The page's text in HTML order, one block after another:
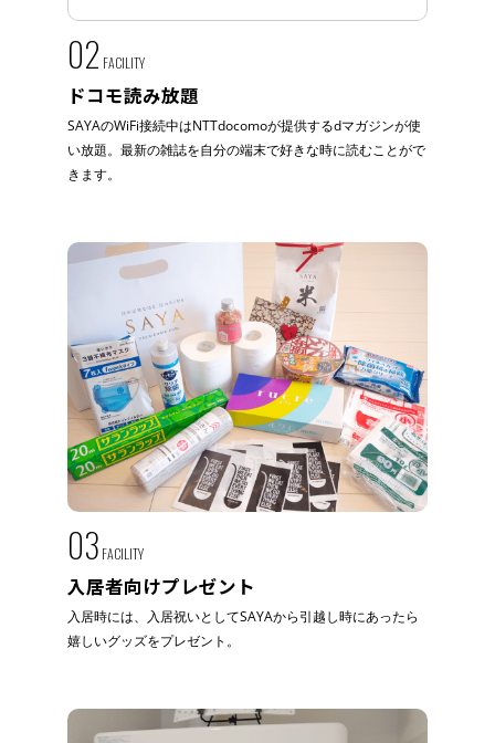
02 FACILITY
ドコモ読み放題
SAYAのWiFi接続中はNTTdocomoが提供するdマガジンが使
い放題。最新の雑誌を自分の端末で好きな時に読むことがで
きます。
03 FACILITY
入居者向けプレゼント
入居時には、入居祝いとしてSAYAから引越し時にあったら
嬉しいグッズをプレゼント。